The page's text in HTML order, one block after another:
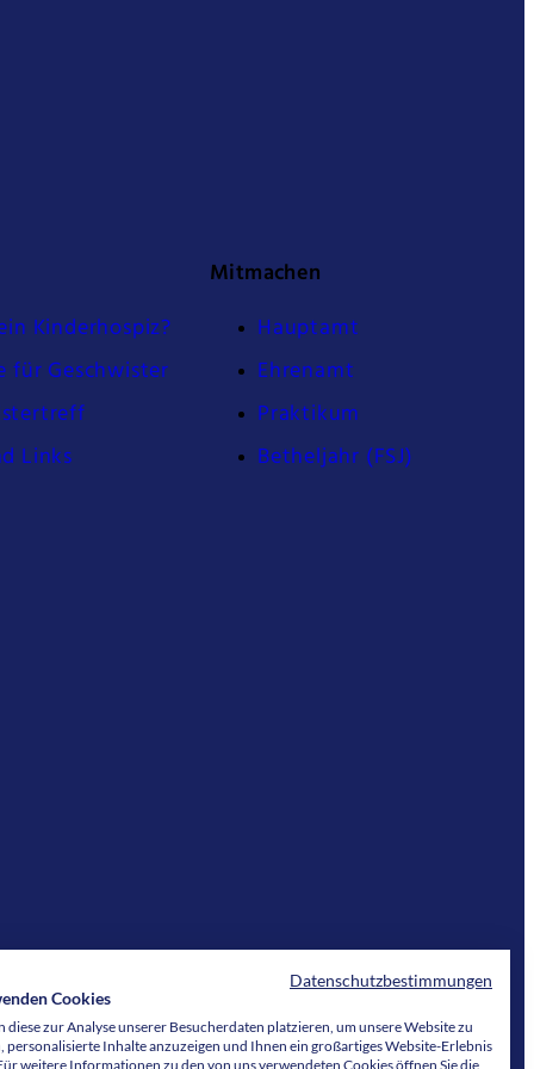
Kinderhospiz?
für Geschwister
Links
Mitmachen
Hauptamt
Ehrenamt
Praktikum
Betheljahr (FSJ)
Datenschutzbestimmungen
Cookies
diese zur Analyse unserer Besucherdaten platzieren, um unsere Website zu
personalisierte Inhalte anzuzeigen und Ihnen ein großartiges Website-Erlebnis
weitere Informationen zu den von uns verwendeten Cookies öffnen Sie die